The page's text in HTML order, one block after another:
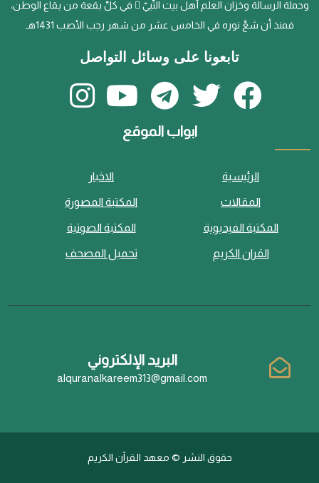
وحملة الرسالة وخزان العلم أهل بيت النّبيّ  في كلِّ بقعة من بقاع الوطن،
فمنذ أن شعَّ نوره في الخامس عشر من شهر رجب الأصب 1431هـ
تابعونا على وسائل التواصل
ابواب الموقع
الرئيسية الاخبار
المقالات المكتبة المصورة
المكتبة الفيديوية المكتبة الصوتية
القران الكريم تحميل المصحف
البريد الإلكتروني
alquranalkareem313@gmail.com
حقوق النشر © معهد القرآن الكريم